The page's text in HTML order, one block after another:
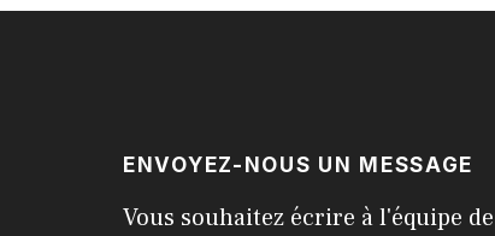
ENVOYEZ-NOUS UN MESSAGE
Vous souhaitez écrire à l'équipe